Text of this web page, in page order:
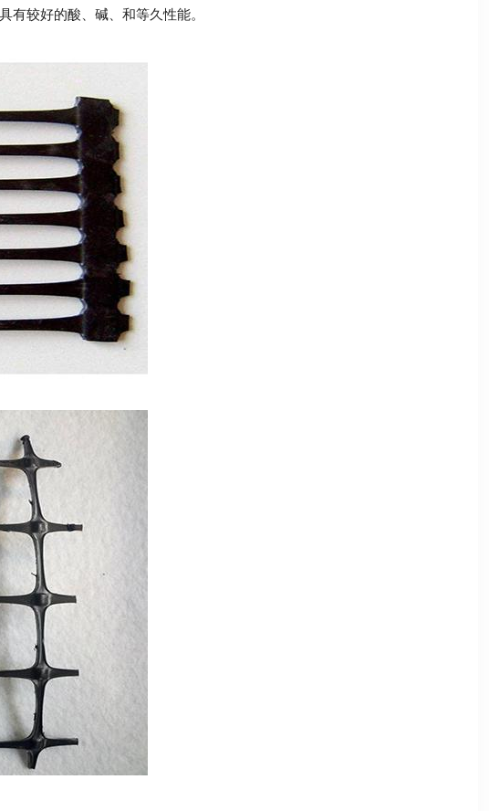
有较好的酸、碱、和等久性能。